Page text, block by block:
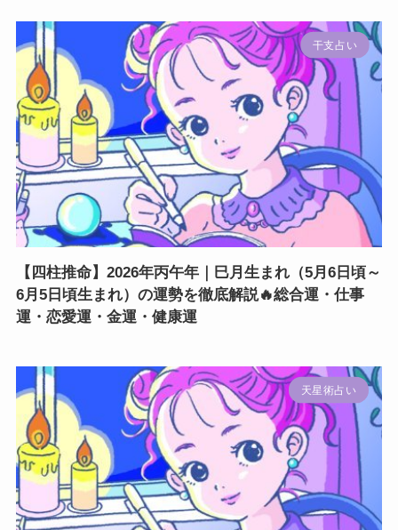
干支占い
【四柱推命】2026年丙午年｜巳月生まれ（5月6日頃～
6月5日頃生まれ）の運勢を徹底解説🔥総合運・仕事
運・恋愛運・金運・健康運
天星術占い